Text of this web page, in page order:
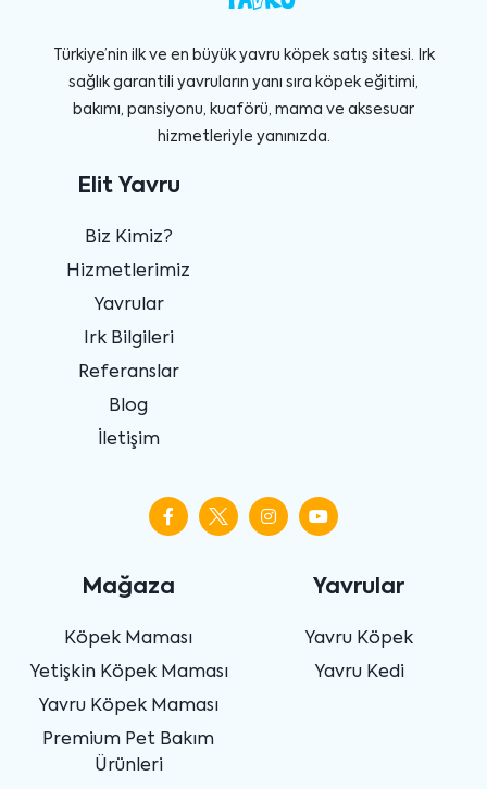
Türkiye’nin ilk ve en büyük yavru köpek satış sitesi. Irk
sağlık garantili yavruların yanı sıra köpek eğitimi,
bakımı, pansiyonu, kuaförü, mama ve aksesuar
hizmetleriyle yanınızda.
Elit Yavru
Biz Kimiz?
Hizmetlerimiz
Yavrular
Irk Bilgileri
Referanslar
Blog
İletişim
Mağaza
Köpek Maması
Yetişkin Köpek Maması
Yavru Köpek Maması
Premium Pet Bakım
Ürünleri
Yavrular
Yavru Köpek
Yavru Kedi